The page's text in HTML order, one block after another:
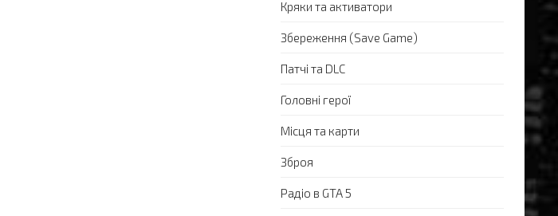
Кряки та активатори
Збереження (Save Game)
Патчі та DLC
Головні герої
Місця та карти
Зброя
Радіо в GTA 5